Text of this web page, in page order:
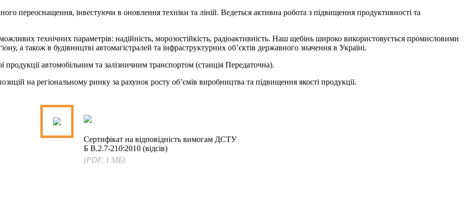
переоснащення, інвестуючи в оновлення техніки та ліній. Ведеться активна робота з підвищення продуктивності та
технічних параметрів: надійність, морозостійкість, радіоактивність. Наш щебінь широко використовується промисловими
а також в будівництві автомагістралей та інфраструктурних об’єктів державного значення в Україні.
автомобільним та залізничним транспортом (станція Передаточна).
на регіональному ринку за рахунок росту об’ємів виробництва та підвищення якості продукції.
Сертифікат на відповідність вимогам ДСТУ
Б В.2.7-210:2010 (відсів)
(PDF, 1 МБ)